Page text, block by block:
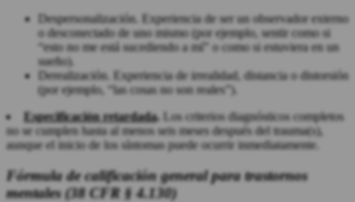
Despersonalización. Experiencia de ser un observador externo
o desconectado de uno mismo (por ejemplo, sentir como si
“esto no me está sucediendo a mí” o como si estuviera en un
sueño).
Derealización. Experiencia de irrealidad, distancia o distorsión
(por ejemplo, “las cosas no son reales”).
Especificación retardada. Los criterios diagnósticos completos
no se cumplen hasta al menos seis meses después del trauma(s),
aunque el inicio de los síntomas puede ocurrir inmediatamente.
Fórmula de calificación general para trastornos
mentales (38 CFR § 4.130)